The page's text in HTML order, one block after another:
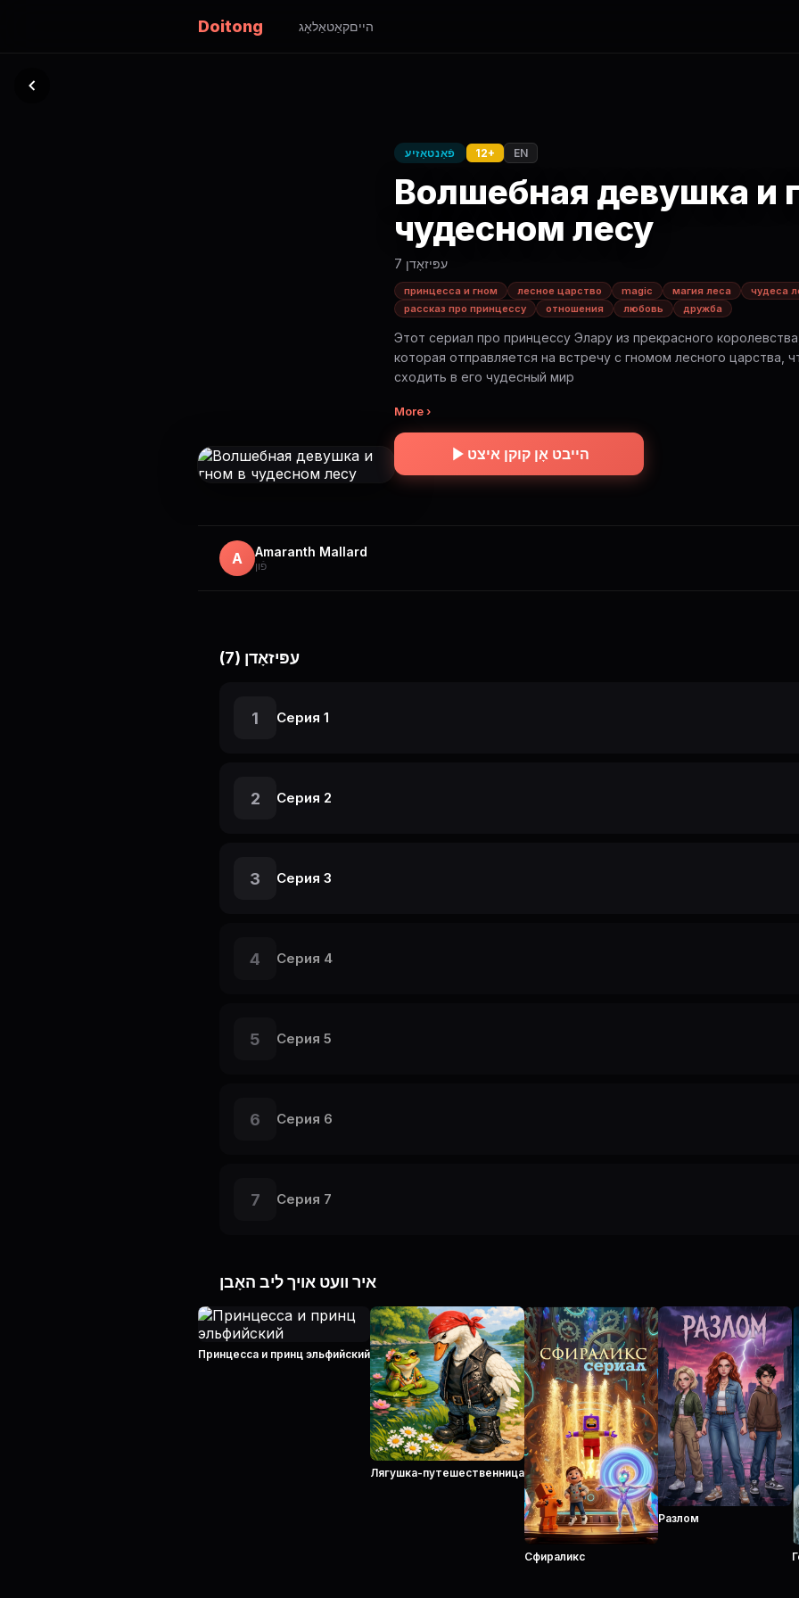
Doitong קאַטאַלאָגהיים
פֿאַנטאַזיע 12+ EN
Волшебная девушка и
чудесном лесу
7 עפּיזאָדן
принцесса и гном лесное царство magic магия леса чудеса
рассказ про принцессу
отношения любовь дружба
Этот сериал про принцессу Элару из прекрасного королевства,
которая отправляется на встречу с гномом лесного царства,
сходить в его чудесный мир
More ›
הייבט אָן קוקן איצט
A Amaranth Mallard
פֿון
עפּיזאָדן (7)
1 Серия 1
2 Серия 2
3 Серия 3
4 Серия 4
5 Серия 5
6 Серия 6
7 Серия 7
איר וועט אויך ליב האָבן
Принцесса и принц эльфийский
Лягушка-путешественница
Сфираликс
Разлом